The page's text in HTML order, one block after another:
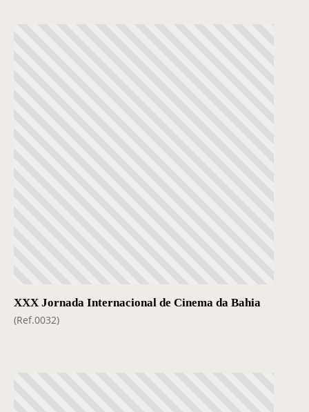
XXX Jornada Internacional de Cinema da Bahia
(Ref.0032)